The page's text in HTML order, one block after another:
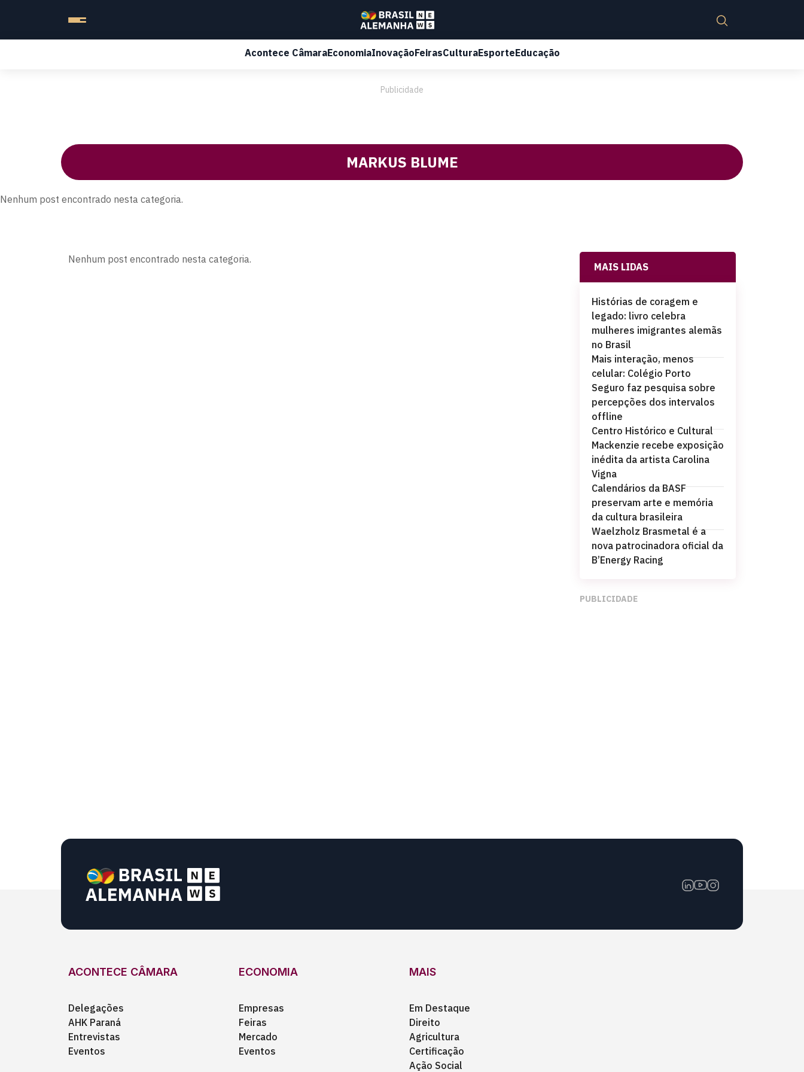
Acontece CâmaraEconomiaInovaçãoFeirasCulturaEsporteEducação
Publicidade
MARKUS BLUME
Nenhum post encontrado nesta categoria.
Nenhum post encontrado nesta categoria.
MAIS LIDAS
Histórias de coragem e
legado: livro celebra
mulheres imigrantes alemãs
no Brasil
Mais interação, menos
celular: Colégio Porto
Seguro faz pesquisa sobre
percepções dos intervalos
offline
Centro Histórico e Cultural
Mackenzie recebe exposição
inédita da artista Carolina
Vigna
Calendários da BASF
preservam arte e memória
da cultura brasileira
Waelzholz Brasmetal é a
nova patrocinadora oficial da
B’Energy Racing
PUBLICIDADE
ACONTECE CÂMARA
Delegações
AHK Paraná
Entrevistas
Eventos
ECONOMIA
Empresas
Feiras
Mercado
Eventos
MAIS
Em Destaque
Direito
Agricultura
Certificação
Ação Social